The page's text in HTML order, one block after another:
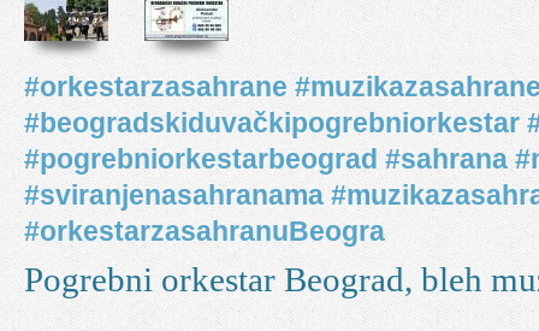
#orkestarzasahrane
#beogradskiduvačkipogrebniorkestar
#pogrebniorkestarbeograd #sahrana
#sviranjenasahranama
#orkestarzasahranuBeogra
Pogrebni orkestar Beograd, bleh